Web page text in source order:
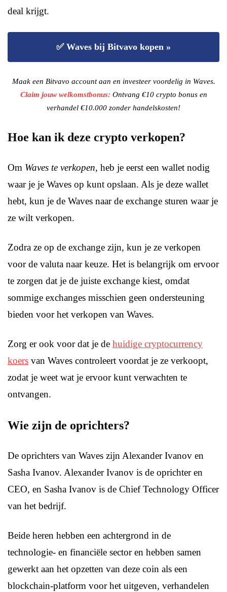
deal krijgt.
✅ Waves bij Bitvavo kopen »
Maak een Bitvavo account aan en investeer voordelig in Waves.
Claim jouw welkomstbonus: Ontvang €10 crypto bonus en
verhandel €10.000 zonder handelskosten!
Hoe kan ik deze crypto verkopen?
Om Waves te verkopen, heb je eerst een wallet nodig
waar je je Waves op kunt opslaan. Als je deze wallet
hebt, kun je de Waves naar de exchange sturen waar je
ze wilt verkopen.
Zodra ze op de exchange zijn, kun je ze verkopen
voor de valuta naar keuze. Het is belangrijk om ervoor
te zorgen dat je de juiste exchange kiest, omdat
sommige exchanges misschien geen ondersteuning
bieden voor het verkopen van Waves.
Zorg er ook voor dat je de huidige cryptocurrency
koers van Waves controleert voordat je ze verkoopt,
zodat je weet wat je ervoor kunt verwachten te
ontvangen.
Wie zijn de oprichters?
De oprichters van Waves zijn Alexander Ivanov en
Sasha Ivanov. Alexander Ivanov is de oprichter en
CEO, en Sasha Ivanov is de Chief Technology Officer
van het bedrijf.
Beide heren hebben een achtergrond in de
technologie- en financiële sector en hebben samen
gewerkt aan het opzetten van deze coin als een
blockchain-platform voor het uitgeven, verhandelen